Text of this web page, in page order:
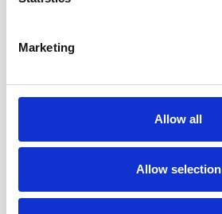
Marketing
Allow all
Allow selection
Ανακοινώσεις